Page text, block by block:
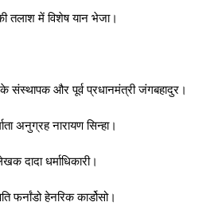
तलाश में विशेष यान भेजा।
संस्थापक और पूर्व प्रधानमंत्री जंगबहादुर।
अनुग्रह नारायण सिन्हा।
दादा धर्माधिकारी।
फर्नांडो हेनरिक कार्डोसो।